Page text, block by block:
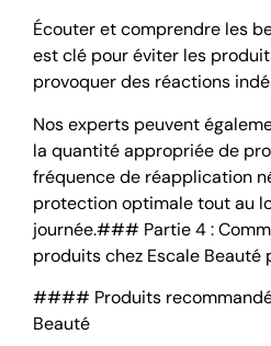
Écouter et comprendre les
est clé pour éviter les
provoquer des réactions
Nos experts peuvent
la quantité appropriée de
fréquence de réapplication
protection optimale tout au
journée.### Partie 4 :
produits chez Escale Beauté
#### Produits
Beauté